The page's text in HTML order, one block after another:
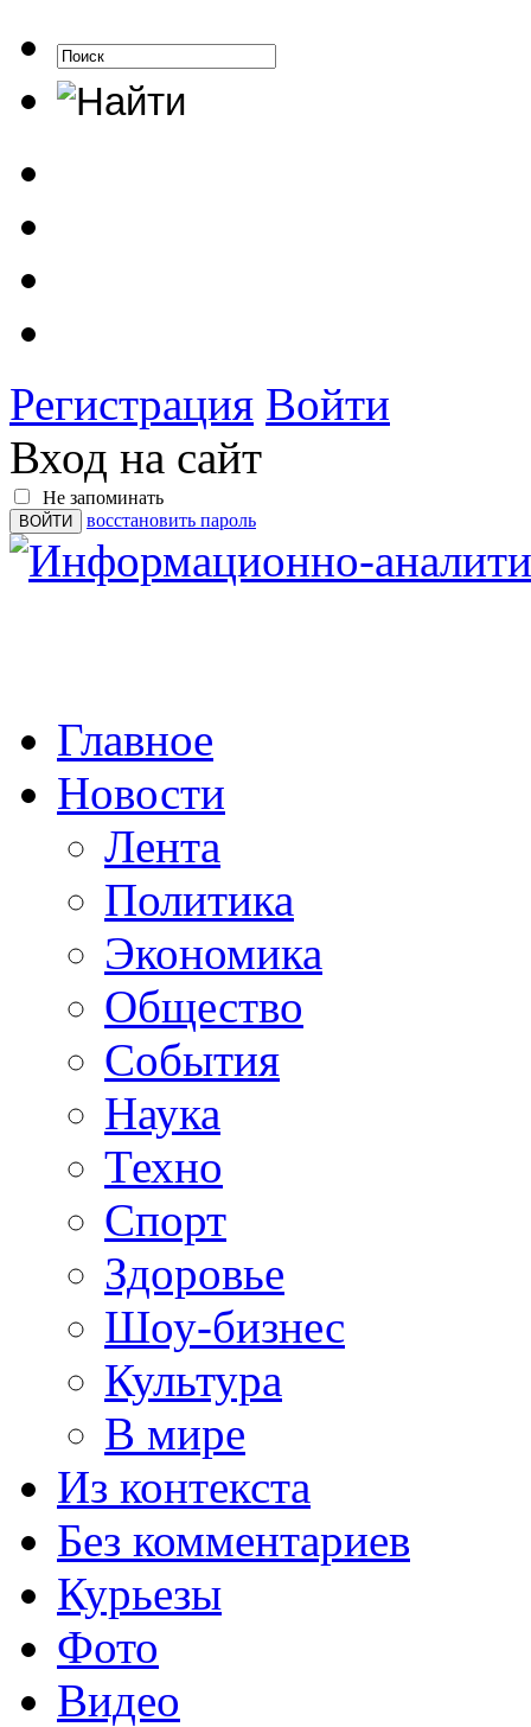
Регистрация Войти
Вход на сайт
Не запоминать
восстановить пароль
Главное
Новости
Лента
Политика
Экономика
Общество
События
Наука
Техно
Спорт
Здоровье
Шоу-бизнес
Культура
В мире
Из контекста
Без комментариев
Курьезы
Фото
Видео